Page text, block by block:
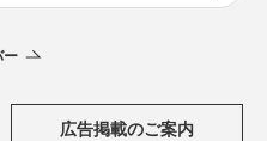
ー
広告掲載のご案内